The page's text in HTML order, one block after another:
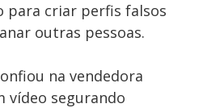
para criar perfis falsos
outras pessoas.
na vendedora
vídeo segurando